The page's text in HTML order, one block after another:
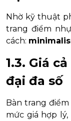
Nhờ kỹ thuật
trang điểm
cách:
1.3. Giá
đại đa số
Bàn trang
mức giá hợp